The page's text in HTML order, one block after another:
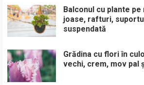
Balconul cu plante
joase, rafturi,
suspendată
Grădina cu flori în
vechi, crem, mov pal